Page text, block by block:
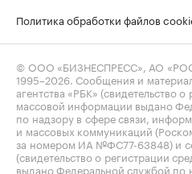
Политика обработки файлов
© ООО «БИЗНЕСПРЕСС», АО
1995–2026 . Сообщения и
агентства «РБК» (свидетельство
массовой информации выдано
по надзору в сфере связи,
и массовых коммуникаций
за номером ИА №ФС77-63848) и
(свидетельство о регистрации
выдано Федеральной службой по